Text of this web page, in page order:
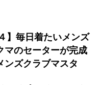
毎日着たいメンズ
マのセーターが完成
ンズクラブマスタ